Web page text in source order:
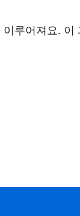
루어져요.